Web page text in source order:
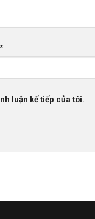
*
luận kế tiếp của tôi.